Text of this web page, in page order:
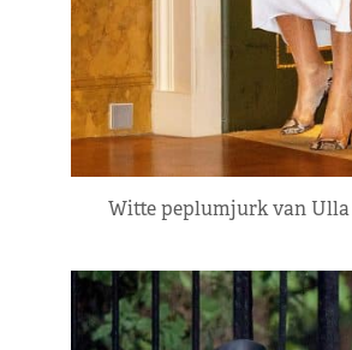
Witte peplumjurk van Ulla